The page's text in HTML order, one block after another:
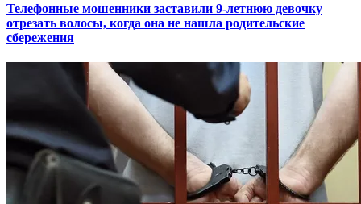
Телефонные мошенники заставили 9-летнюю девочку
отрезать волосы, когда она не нашла родительские
сбережения